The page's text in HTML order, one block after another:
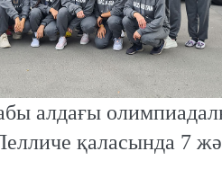
алдағы
қаласында 7